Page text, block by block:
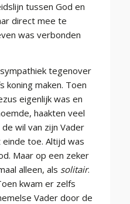
tussen God en
direct mee te
was verbonden
tegenover
koning maken. Toen
eigenlijk was en
haakten veel
wil van zijn Vader
toe. Altijd was
Maar op een zeker
alleen, als solitair.
kwam er zelfs
Vader door de